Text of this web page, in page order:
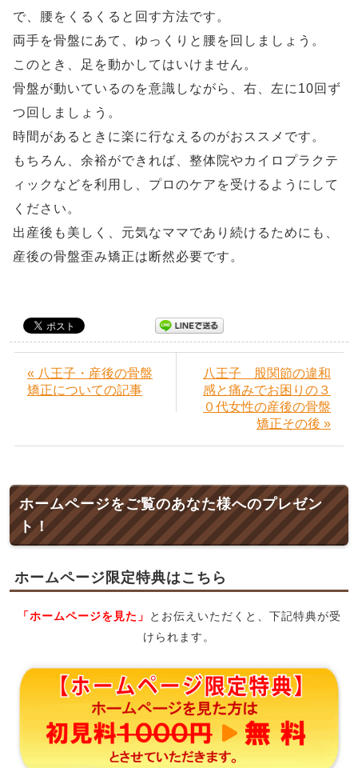
で、腰をくるくると回す方法です。
両手を骨盤にあて、ゆっくりと腰を回しましょう。
このとき、足を動かしてはいけません。
骨盤が動いているのを意識しながら、右、左に10回ず
つ回しましょう。
時間があるときに楽に行なえるのがおススメです。
もちろん、余裕ができれば、整体院やカイロプラクテ
ィックなどを利用し、プロのケアを受けるようにして
ください。
出産後も美しく、元気なママであり続けるためにも、
産後の骨盤歪み矯正は断然必要です。
« 八王子・産後の骨盤
矯正についての記事
八王子 股関節の違和
感と痛みでお困りの３
０代女性の産後の骨盤
矯正その後 »
ホームページをご覧のあなた様へのプレゼン
ト！
ホームページ限定特典はこちら
「ホームページを見た」
とお伝えいただくと、下記特典が受
けられます。